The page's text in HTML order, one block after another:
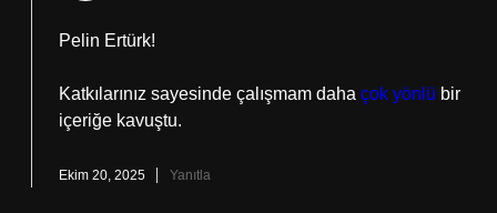
Pelin Ertürk!
Katkılarınız sayesinde çalışmam daha çok yönlü bir
içeriğe kavuştu.
Ekim 20, 2025 Yanıtla